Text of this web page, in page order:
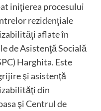
iniţierea procesului
rezidenţiale
aflate în
de Asistenţă Socială
Harghita. Este
şi asistenţă
din
şi Centrul de